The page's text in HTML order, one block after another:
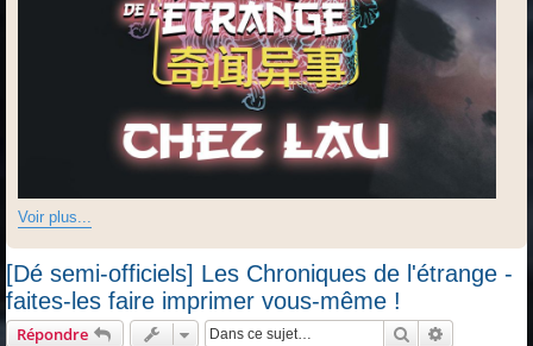
Voir plus...
[Dé semi-officiels] Les Chroniques de l'étrange -
faites-les faire imprimer vous-même !
Répondre Rechercher